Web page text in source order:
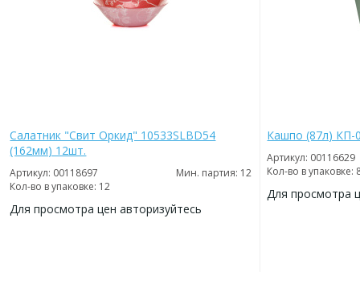
Салатник "Свит Оркид" 10533SLBD54
(162мм) 12шт.
Артикул: 00118697
Мин. партия: 12
Кол-во в упаковке: 12
Для просмотра цен авторизуйтесь
Кашпо (87л) КП-
Артикул: 00116629
Кол-во в упаковке:
Для просмотра